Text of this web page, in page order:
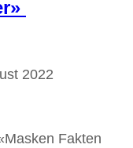
2022
Fakten